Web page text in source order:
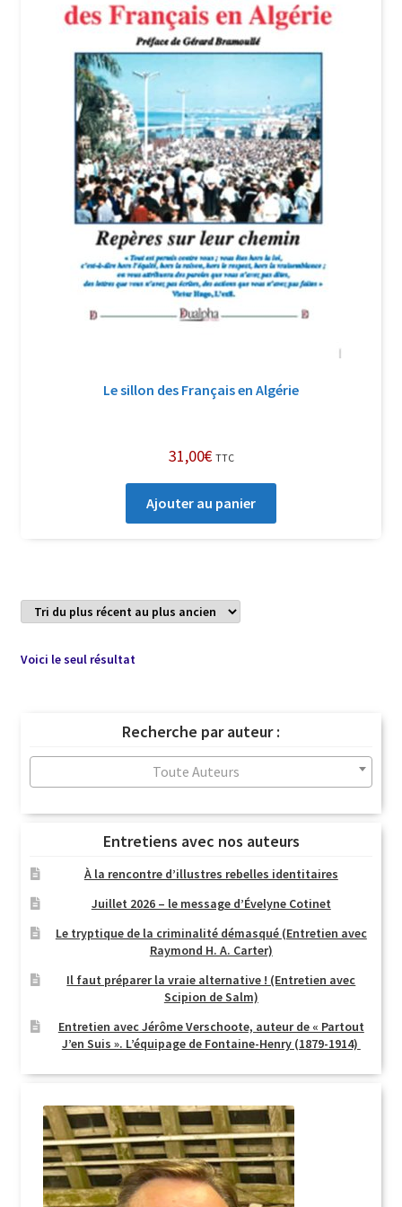
Login Customizer
Newsletter
Nous Contacter
Politique de confidentialité et cookies
Qui sommes-nous ?
Soutien à Philippe Randa
Suivi de la Commande
Le sillon des Français en Algérie
31,00€ TTC
Ajouter au panier
Voici le seul résultat
Recherche par auteur :
Toute Auteurs
Entretiens avec nos auteurs
À la rencontre d’illustres rebelles identitaires
Juillet 2026 – le message d’Évelyne Cotinet
Le tryptique de la criminalité démasqué (Entretien avec
Raymond H. A. Carter)
Il faut préparer la vraie alternative ! (Entretien avec
Scipion de Salm)
Entretien avec Jérôme Verschoote, auteur de « Partout
J’en Suis ». L’équipage de Fontaine-Henry (1879-1914)